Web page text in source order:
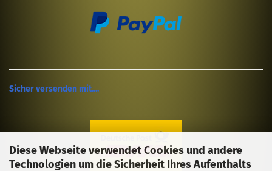
Diese Webseite verwendet Cookies und andere
Technologien um die Sicherheit Ihres Aufenthalts
Sicher versenden mit....